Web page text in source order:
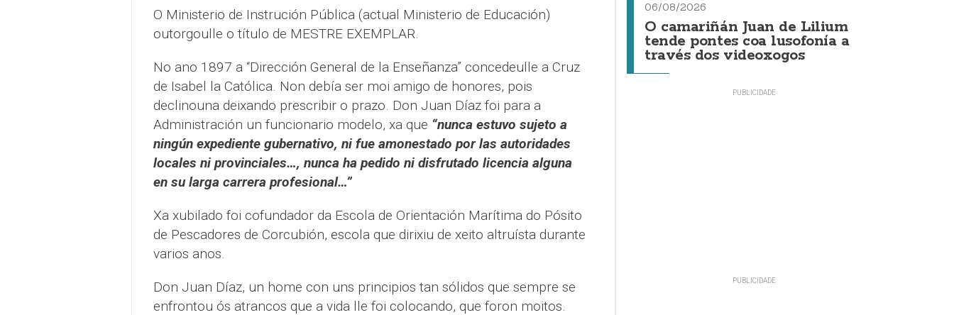
O Ministerio de Instrución Pública (actual Ministerio de Educación)
outorgoulle o título de MESTRE EXEMPLAR.
No ano 1897 a “Dirección General de la Enseñanza” concedeulle a Cruz
de Isabel la Católica. Non debía ser moi amigo de honores, pois
declinouna deixando prescribir o prazo. Don Juan Díaz foi para a
Administración un funcionario modelo, xa que “nunca estuvo sujeto a
ningún expediente gubernativo, ni fue amonestado por las autoridades
locales ni provinciales…, nunca ha pedido ni disfrutado licencia alguna
en su larga carrera profesional…”
Xa xubilado foi cofundador da Escola de Orientación Marítima do Pósito
de Pescadores de Corcubión, escola que dirixiu de xeito altruísta durante
varios anos.
Don Juan Díaz, un home con uns principios tan sólidos que sempre se
enfrontou ós atrancos que a vida lle foi colocando, que foron moitos.
06/08/2026
O camariñán Juan de Lilium
tende pontes coa lusofonía a
través dos videoxogos